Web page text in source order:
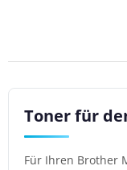
Toner für
Für Ihren Brother